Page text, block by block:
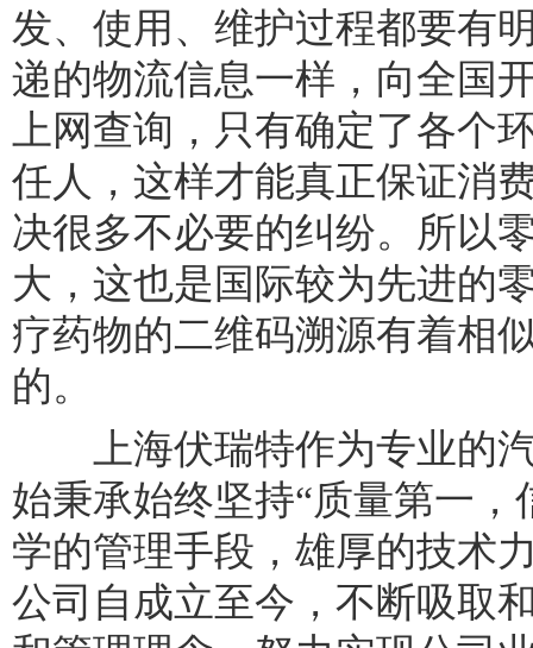
发、使用、维护过程都要有
递的物流信息一样，向全国
上网查询，只有确定了各个
任人，这样才能真正保证消
决很多不必要的纠纷。所以
大，这也是国际较为先进的
疗药物的二维码溯源有着相
的。
上海伏瑞特作为专业的汽
始秉承始终坚持“质量第一
学的管理手段，雄厚的技术
公司自成立至今，不断吸取